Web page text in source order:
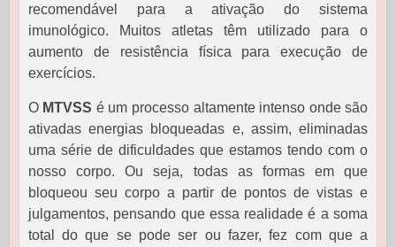
recomendável para a ativação do sistema
imunológico. Muitos atletas têm utilizado para o
aumento de resistência física para execução de
exercícios.
O MTVSS é um processo altamente intenso onde são
ativadas energias bloqueadas e, assim, eliminadas
uma série de dificuldades que estamos tendo com o
nosso corpo. Ou seja, todas as formas em que
bloqueou seu corpo a partir de pontos de vistas e
julgamentos, pensando que essa realidade é a soma
total do que se pode ser ou fazer, fez com que a